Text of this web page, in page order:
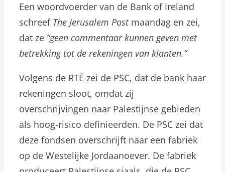
Een woordvoerder van de Bank of Ireland
schreef The Jerusalem Post maandag en zei,
dat ze “geen commentaar kunnen geven met
betrekking tot de rekeningen van klanten.”
Volgens de RTÉ zei de PSC, dat de bank haar
rekeningen sloot, omdat zij
overschrijvingen naar Palestijnse gebieden
als hoog-risico definieerden. De PSC zei dat
deze fondsen overschrijft naar een fabriek
op de Westelijke Jordaanoever. De fabriek